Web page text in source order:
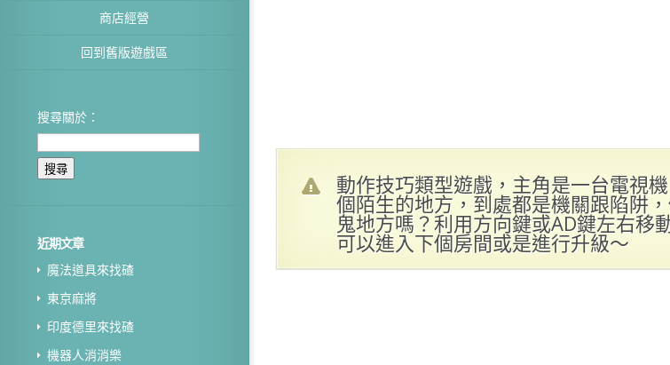
商店經營
回到舊版遊戲區
搜尋關於：
近期文章
魔法道具來找碴
東京麻將
印度德里來找碴
機器人消消樂
動作技巧類型遊戲，主角是一台電視
個陌生的地方，到處都是機關跟陷阱
鬼地方嗎？利用方向鍵或AD鍵左右移
可以進入下個房間或是進行升級～